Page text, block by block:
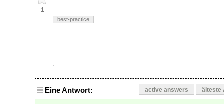
1
best-practice
Eine Antwort: active answers älteste